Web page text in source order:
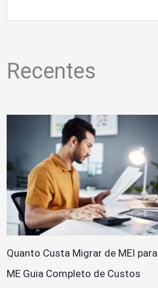
Recentes
Quanto Custa Migrar de MEI para
ME Guia Completo de Custos